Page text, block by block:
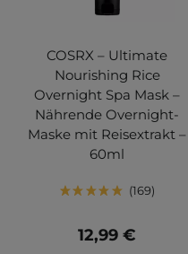
COSRX – Ultimate
Nourishing Rice
Overnight Spa Mask –
Nährende Overnight-
Maske mit Reisextrakt –
60ml
169
12,99 €